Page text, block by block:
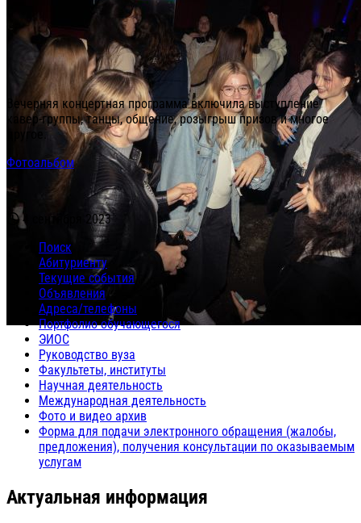
Вечерняя концертная программа включила выступление
кавер-группы, танцы, общение, розыгрыш призов и многое
Фотоальбом
4 сентября 2023
Поиск
Абитуриенту
Текущие события
Объявления
Адреса/телефоны
Портфолио обучающегося
ЭИОС
Руководство вуза
Факультеты, институты
Научная деятельность
Международная деятельность
Фото и видео архив
Форма для подачи электронного обращения (жалобы,
предложения), получения консультации по оказываемым
услугам
Актуальная информация